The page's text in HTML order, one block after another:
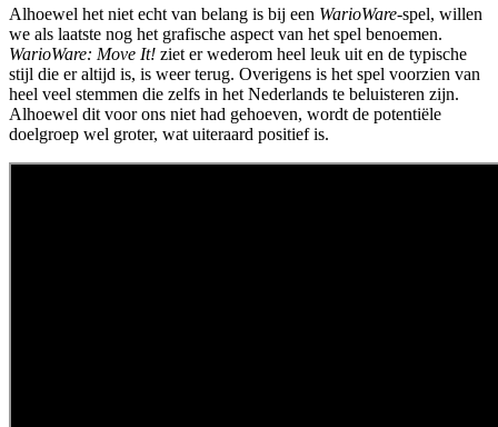
Alhoewel het niet echt van belang is bij een WarioWare-spel, willen
we als laatste nog het grafische aspect van het spel benoemen.
WarioWare: Move It! ziet er wederom heel leuk uit en de typische
stijl die er altijd is, is weer terug. Overigens is het spel voorzien van
heel veel stemmen die zelfs in het Nederlands te beluisteren zijn.
Alhoewel dit voor ons niet had gehoeven, wordt de potentiële
doelgroep wel groter, wat uiteraard positief is.